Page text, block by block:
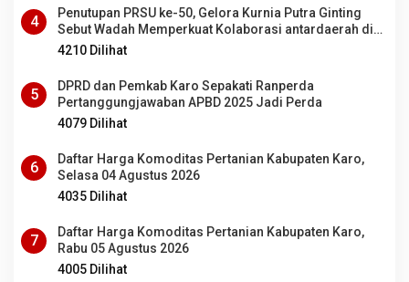
4
Penutupan PRSU ke-50, Gelora Kurnia Putra Ginting
Sebut Wadah Memperkuat Kolaborasi antardaerah di
Sumut
4210 Dilihat
5
DPRD dan Pemkab Karo Sepakati Ranperda
Pertanggungjawaban APBD 2025 Jadi Perda
4079 Dilihat
6
Daftar Harga Komoditas Pertanian Kabupaten Karo,
Selasa 04 Agustus 2026
4035 Dilihat
7
Daftar Harga Komoditas Pertanian Kabupaten Karo,
Rabu 05 Agustus 2026
4005 Dilihat